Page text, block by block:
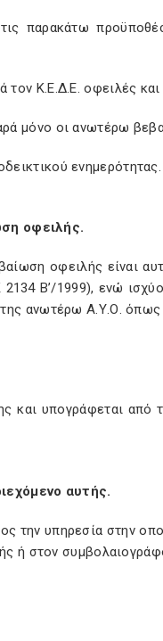
παρακάτω
τον Κ.Ε.Δ.Ε. οφειλές και
μόνο οι ανωτέρω
ενημερότητας.
οφειλής.
οφειλής είναι
Β’/1999), ενώ
της ανωτέρω Α.Υ.Ο. όπως
και υπογράφεται από
αυτής.
την υπηρεσία στην
ή στον